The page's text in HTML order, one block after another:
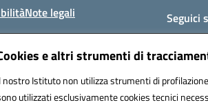
e altri strumenti di
nostro Istituto non utilizza strumenti di
utilizzati esclusivamente cookies tecnici
Note legali Seguici